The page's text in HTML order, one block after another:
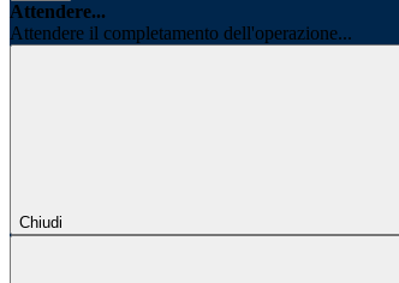
Attendere...
Attendere il completamento dell'operazione...
Chiudi